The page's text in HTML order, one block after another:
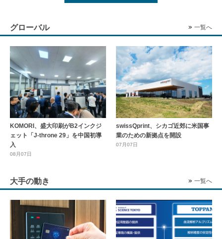
グローバル 一覧へ
KOMORI、盛大印刷がB2インクジ
ェット「J-throne 29」を中国初導
入
08月07日
swissQprint、シカゴ近郊に⽶国事
業のための新拠点を開設
07月07日
大手の動き 一覧へ